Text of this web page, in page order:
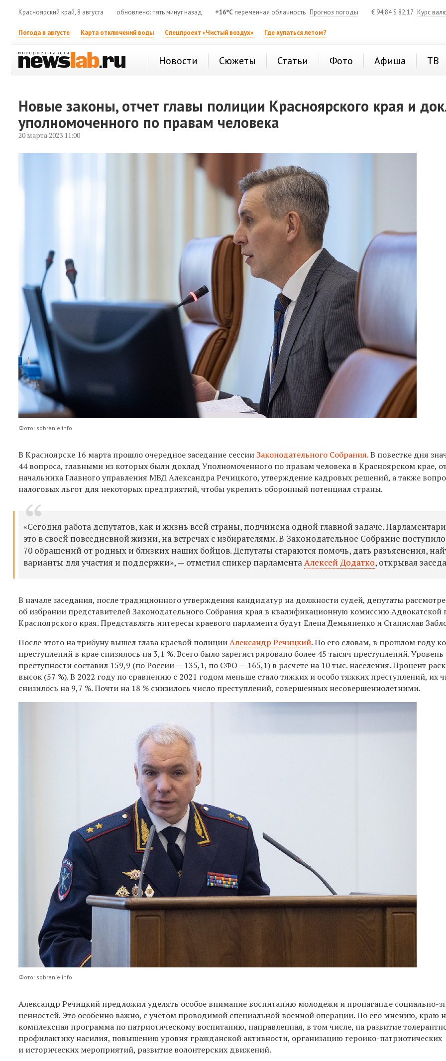
Красноярский край, 8 августа обновлено: пять минут назад +16°C переменная облачность Прогноз погоды € 94,84$ 82,17 Курс
Погода в августе Карта отключений воды Спецпроект «Чистый воздух» Где купаться летом?
Новости Сюжеты Статьи Фото Афиша ТВ
Новые законы, отчет главы полиции Красноярского края и
уполномоченного по правам человека
20 марта 2023 11:00
Фото: sobranie.info
В Красноярске 16 марта прошло очередное заседание сессииЗаконодательного Собрания. В повестке дня
44 вопроса, главными из которых были доклад Уполномоченного по правам человека в Красноярском крае,
начальника Главного управления МВД Александра Речицкого, утверждение кадровых решений, а также
налоговых льгот для некоторых предприятий, чтобы укрепить оборонный потенциал страны.
«Сегодня работа депутатов, как и жизнь всей страны, подчинена одной главной задаче.
это в своей повседневной жизни, на встречах с избирателями. В Законодательное Собрание
70 обращений от родных и близких наших бойцов. Депутаты стараются помочь, дать разъяснения,
варианты для участия и поддержки», — отметил спикер парламентаАлексей Додатко, открывая
В начале заседания, после традиционного утверждения кандидатур на должности судей, депутаты
об избрании представителей Законодательного Собрания края в квалификационную комиссию Адвокатской
Красноярского края. Представлять интересы краевого парламента будут Елена Демьяненко и Станислав
После этого на трибуну вышел глава краевой полицииАлександр Речицкий. По его словам, в прошлом году
преступлений в крае снизилось на 3,1 %. Всего было зарегистрировано более 45 тысяч преступлений. Уровень
преступности составил 159,9 (по России — 135,1, по СФО — 165,1) в расчете на 10 тыс. населения. Процент
высок (57 %). В 2022 году по сравнению с 2021 годом меньше стало тяжких и особо тяжких преступлений, их
снизилось на 9,7 %. Почти на 18 % снизилось число преступлений, совершенных несовершеннолетними.
Фото: sobranie.info
Александр Речицкий предложил уделять особое внимание воспитанию молодежи и пропаганде социально-
ценностей. Это особенно важно, с учетом проводимой специальной военной операции. По его мнению, краю
комплексная программа по патриотическому воспитанию, направленная, в том числе, на развитие
профилактику насилия, повышению уровня гражданской активности, организацию героико-патриотических
и исторических мероприятий, развитие волонтерских движений.